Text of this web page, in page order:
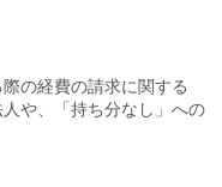
の経費の請求に関する
や、「持ち分なし」への